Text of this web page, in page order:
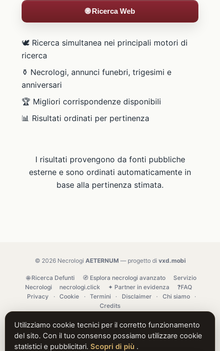
🌐 Ricerca Web
🕊️ Ricerca simultanea nei principali motori di
ricerca
⚱️ Necrologi, annunci funebri, trigesimi e
anniversari
🏆 Migliori corrispondenze disponibili
📊 Risultati ordinati per pertinenza
I risultati provengono da fonti pubbliche
esterne e sono ordinati automaticamente in
base alla pertinenza stimata.
© 2026 Necrologi AETERNUM— progetto di vxd.mobi
🌐 Ricerca Defunti 🧭 Esplora necrologi avanzato
Servizio
Necrologi
necrologi.click ✦ Partner in evidenza
❓FAQ
Privacy
· Cookie · Termini · Disclaimer · Chi siamo
·
Credits
Utilizziamo cookie tecnici per il corretto funzionamento
del sito. Con il tuo consenso possiamo utilizzare cookie
statistici e pubblicitari. Scopri di più .